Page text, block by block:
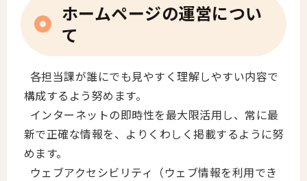
ホームページの運営につい
て
各担当課が誰にでも見やすく理解しやすい内容で
構成するよう努めます。
インターネットの即時性を最大限活用し、常に最
新で正確な情報を、よりくわしく掲載するように努
めます。
ウェブアクセシビリティ（ウェブ情報を利用でき